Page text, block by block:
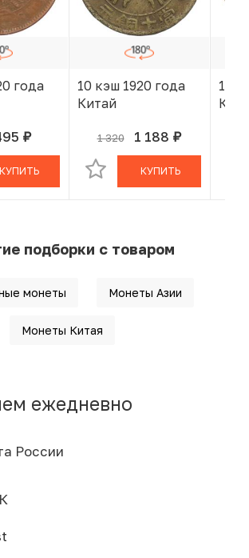
года
руб.
КОРЗИНЕ
КУПИТЬ
10 кэш 1920 года
Китай
1 320 1 188 руб.
В КОРЗИНЕ
КУПИТЬ
10
подборки с товаром
монеты Монеты Азии
Монеты Китая
ежедневно
России